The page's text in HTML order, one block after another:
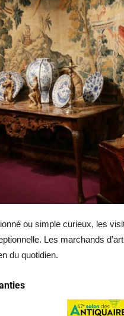
ou simple curieux, les
Les marchands
du quotidien.